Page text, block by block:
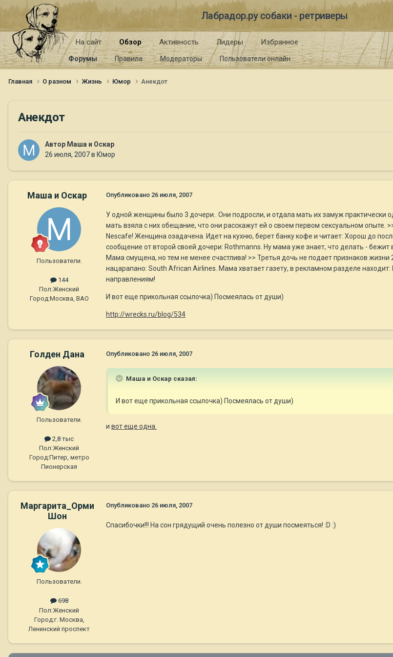
Лабрадор.ру собаки - ретриверы
На сайт Обзор
Форумы Правила Модераторы Пользователи онлайн
Активность Лидеры Избранное
Главная О разном Жизнь Юмор Анекдот
Анекдот
Автор Маша и Оскар
26 июля, 2007в Юмор
Маша и Оскар
Пользователи.
144
Пол:Женский
Город:Москва, ВАО
Опубликовано 26 июля, 2007
У одной женщины было 3 дочери.. Они подросли, и отдала мать их замуж практически
мать взяла с них обещание, что они расскажут ей о своем первом сексуальном опыте.
Nescafe! Женщина озадачена. Идет на кухню, берет банку кофе и читает: Хорош до
сообщение от второй своей дочери: Rothmanns. Ну мама уже знает, что делать - бежит
Мама смущена, но тем не менее счастлива! >> Третья дочь не подает признаков
нацарапано: South African Airlines. Мама хватает газету, в рекламном разделе
направлениям!
И вот еще прикольная ссылочка) Посмеялась от души)
http://wrecks.ru/blog/534
Голден Дана
Пользователи.
2,8 тыс
Пол:Женский
Город:Питер, метро
Пионерская
Опубликовано 26 июля, 2007
Маша и Оскар сказал:
И вот еще прикольная ссылочка) Посмеялась от души)
и вот еще одна.
Маргарита_Орми
Шон
Пользователи.
698
Пол:Женский
Город:г. Москва,
Ленинский проспект
Опубликовано 26 июля, 2007
Спасибочки!!! На сон грядущий очень полезно от души посмеяться! :D :)